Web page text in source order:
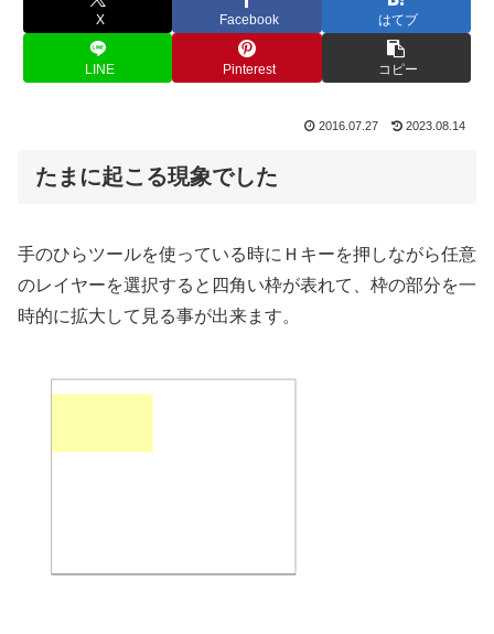
X Facebook はてブ
LINE Pinterest コピー
2016.07.27 2023.08.14
たまに起こる現象でした
手のひらツールを使っている時にＨキーを押しながら任意
のレイヤーを選択すると四角い枠が表れて、枠の部分を一
時的に拡大して見る事が出来ます。